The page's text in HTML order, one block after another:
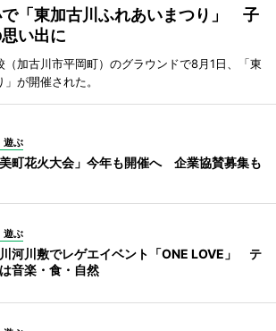
で「東加古川ふれあいまつり」 子
い出に
（加古川市平岡町）のグラウンドで8月1日、「東
が開催された。
遊ぶ
美町花火大会」今年も開催へ 企業協賛募集も
遊ぶ
河川敷でレゲエイベント「ONE LOVE」 テ
音楽・食・自然